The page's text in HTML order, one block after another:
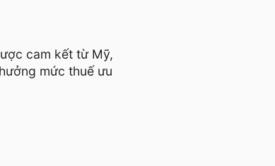
cam kết từ Mỹ,
mức thuế ưu